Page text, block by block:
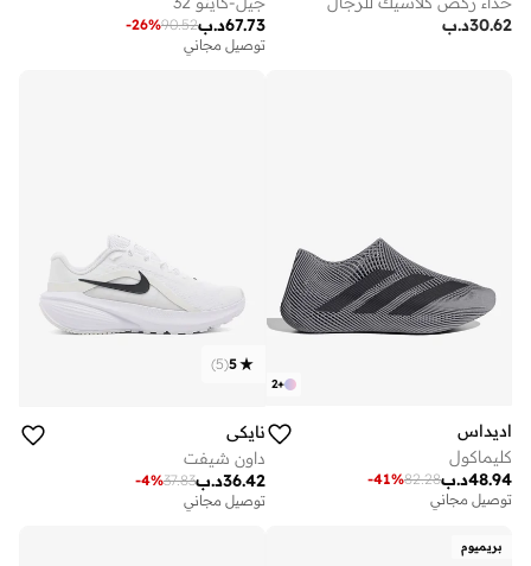
د.ب30.62
د.ب67.73
90.52
-26%
توصيل مجاني
+
2
اديداس
كليماكول
د.ب48.94
82.28
-41%
توصيل مجاني
5
(
5
)
نايكي
داون شيفت
د.ب36.42
37.83
-4%
توصيل مجاني
بريميوم